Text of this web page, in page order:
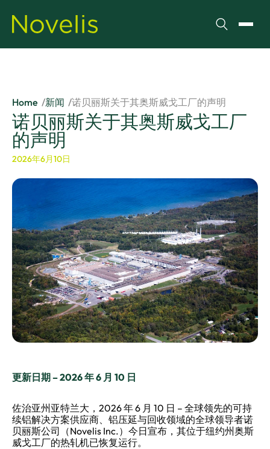
搜索 切换
Home 新闻 诺贝丽斯关于其奥斯威戈工厂的声明
诺贝丽斯关于其奥斯威戈工厂
的声明
2026年6月10日
更新日期 – 2026 年 6 月 10 日
佐治亚州亚特兰大，2026 年 6 月 10 日 – 全球领先的可持
续铝解决方案供应商、铝压延与回收领域的全球领导者诺
贝丽斯公司（Novelis Inc.）今日宣布，其位于纽约州奥斯
威戈工厂的热轧机已恢复运行。